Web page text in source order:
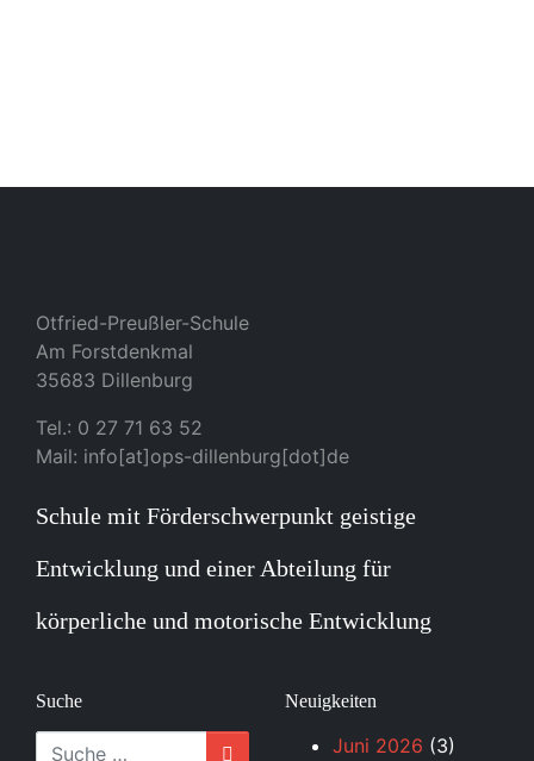
Otfried-Preußler-Schule
Am Forstdenkmal
35683 Dillenburg
Tel.: 0 27 71 63 52
Mail: info[at]ops-dillenburg[dot]de
Schule mit Förderschwerpunkt geistige
Entwicklung und einer Abteilung für
körperliche und motorische Entwicklung
Suche
Suche
Neuigkeiten
Juni 2026 (3)